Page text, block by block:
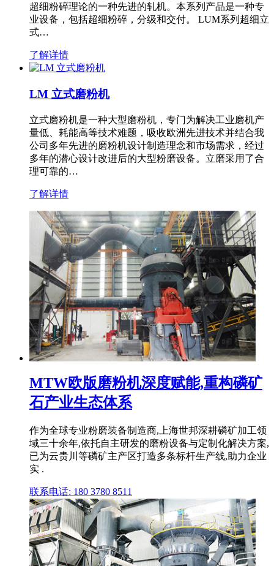
超细粉碎理论的一种先进的轧机。本系列产品是一种专
业设备，包括超细粉碎，分级和交付。 LUM系列超细立
式…
了解详情
LM 立式磨粉机
立式磨粉机是一种大型磨粉机，专门为解决工业磨机产
量低、耗能高等技术难题，吸收欧洲先进技术并结合我
公司多年先进的磨粉机设计制造理念和市场需求，经过
多年的潜心设计改进后的大型粉磨设备。立磨采用了合
理可靠的…
了解详情
MTW欧版磨粉机深度赋能,重构磷矿
石产业生态体系
作为全球专业粉磨装备制造商,上海世邦深耕磷矿加工领
域三十余年,依托自主研发的磨粉设备与定制化解决方案,
已为云贵川等磷矿主产区打造多条标杆生产线,助力企业
实 .
联系电话: 180 3780 8511